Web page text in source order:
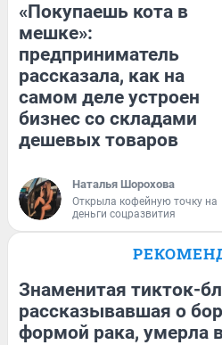
«Покупаешь кота в
мешке»:
предприниматель
рассказала, как на
самом деле устроен
бизнес со складами
дешевых товаров
Наталья Шорохова
Открыла кофейную точку на
деньги соцразвития
Знаменитая тикток-
рассказывавшая о
формой рака, умерла